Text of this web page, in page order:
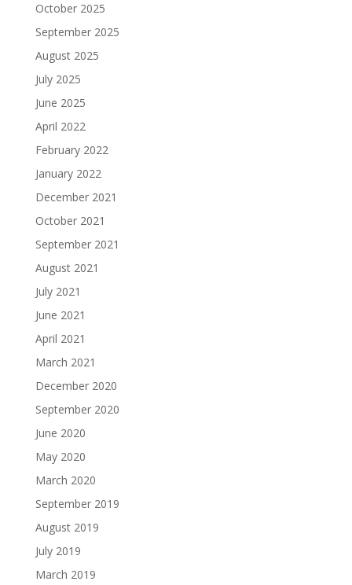
October 2025
September 2025
August 2025
July 2025
June 2025
April 2022
February 2022
January 2022
December 2021
October 2021
September 2021
August 2021
July 2021
June 2021
April 2021
March 2021
December 2020
September 2020
June 2020
May 2020
March 2020
September 2019
August 2019
July 2019
March 2019